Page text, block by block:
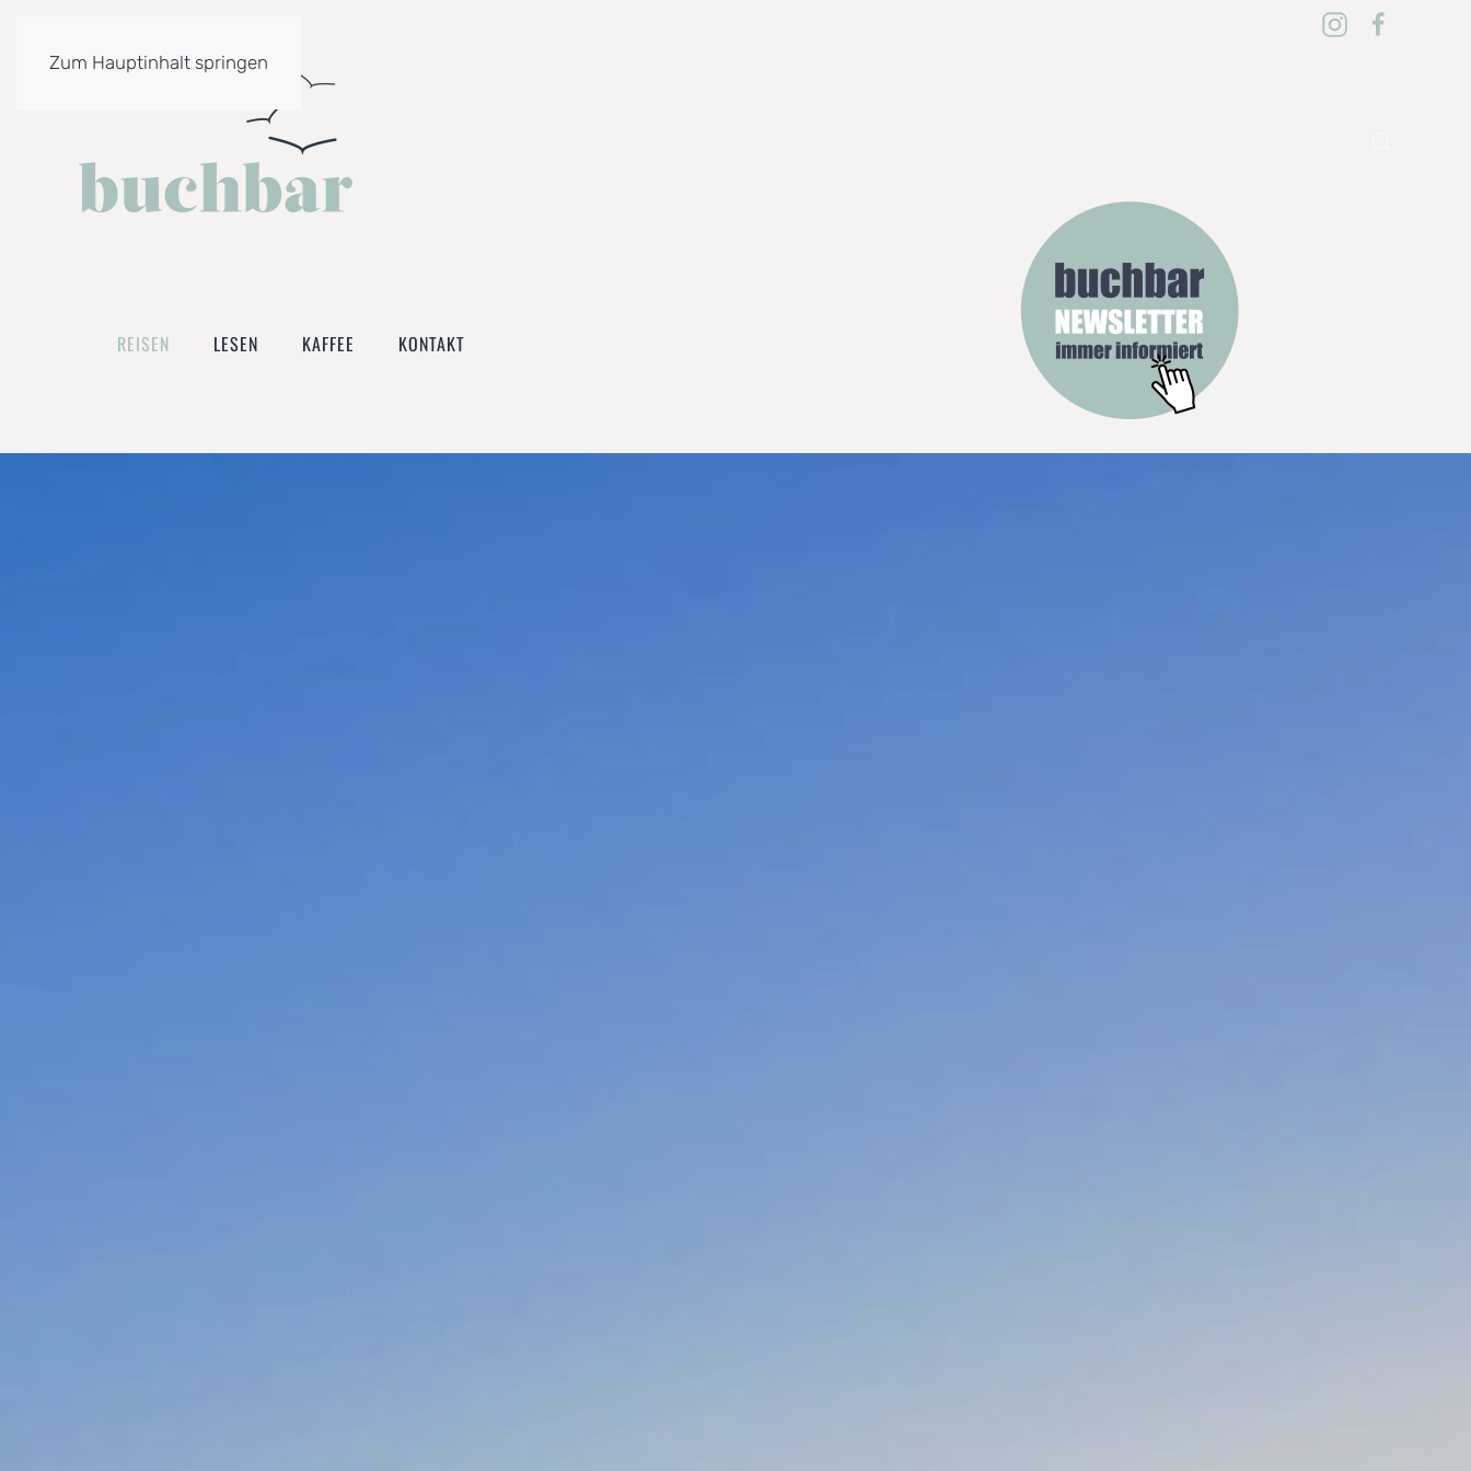
Zum Hauptinhalt springen
REISEN LESEN KAFFEE KONTAKT